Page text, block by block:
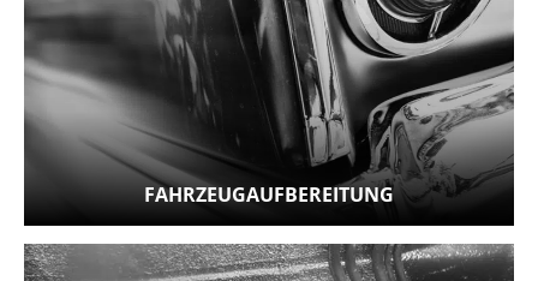
FAHRZEUGAUFBEREITUNG